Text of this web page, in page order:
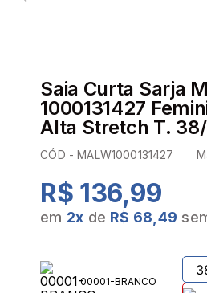
Saia Curta Sarja
1000131427
Alta Stretch T.
CÓD -MALW1000131427
R$ 136,99
em 2x de R$ 68,49
00001-BRANCO